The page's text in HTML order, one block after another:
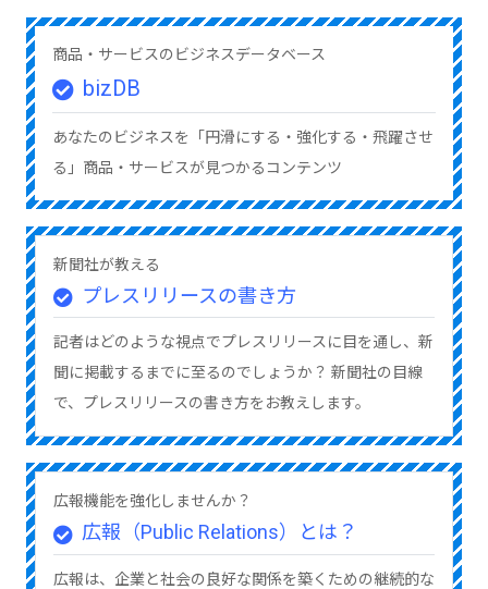
商品・サービスのビジネスデータベース
bizDB
あなたのビジネスを「円滑にする・強化する・飛躍させ
る」商品・サービスが見つかるコンテンツ
新聞社が教える
プレスリリースの書き方
記者はどのような視点でプレスリリースに目を通し、新
聞に掲載するまでに至るのでしょうか？ 新聞社の目線
で、プレスリリースの書き方をお教えします。
広報機能を強化しませんか？
広報（Public Relations）とは？
広報は、企業と社会の良好な関係を築くための継続的な